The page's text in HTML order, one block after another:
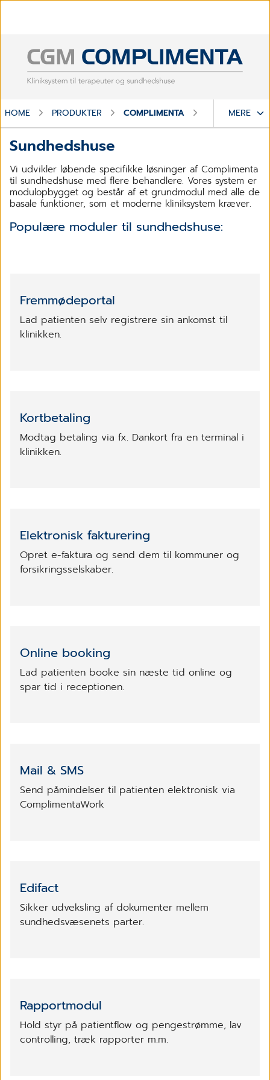
HOME PRODUKTER COMPLIMENTA MERE
Sundhedshuse
Vi udvikler løbende specifikke løsninger af Complimenta
til sundhedshuse med flere behandlere. Vores system er
modulopbygget og består af et grundmodul med alle de
basale funktioner, som et moderne kliniksystem kræver.
Populære moduler til sundhedshuse:
Fremmødeportal
Lad patienten selv registrere sin ankomst til
klinikken.
Kortbetaling
Modtag betaling via fx. Dankort fra en terminal i
klinikken.
Elektronisk fakturering
Opret e-faktura og send dem til kommuner og
forsikringsselskaber.
Online booking
Lad patienten booke sin næste tid online og
spar tid i receptionen.
Mail & SMS
Send påmindelser til patienten elektronisk via
ComplimentaWork
Edifact
Sikker udveksling af dokumenter mellem
sundhedsvæsenets parter.
Rapportmodul
Hold styr på patientflow og pengestrømme, lav
controlling, træk rapporter m.m.